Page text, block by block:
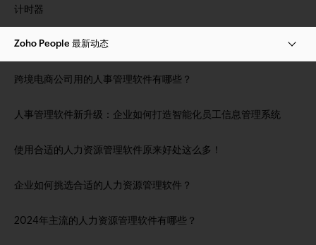
计时器
Zoho People 最新动态
跨境电商公司用的人事管理软件有哪些？
人事管理软件新升级：企业如何打造智能化员工信息管理系统
使用合适的人力资源管理软件原来好处这么多！
企业如何挑选合适的人力资源管理软件？
2024年主流的人力资源管理软件有哪些？